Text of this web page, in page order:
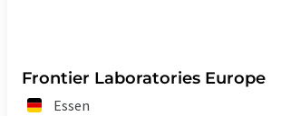
Frontier Laboratories Europe
Essen